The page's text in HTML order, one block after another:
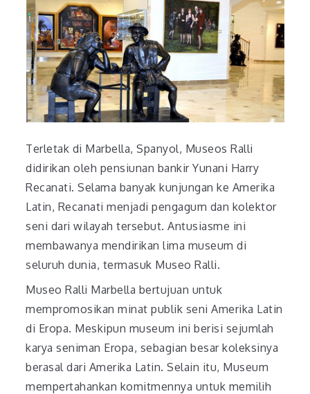
Terletak di Marbella, Spanyol, Museos Ralli
didirikan oleh pensiunan bankir Yunani Harry
Recanati. Selama banyak kunjungan ke Amerika
Latin, Recanati menjadi pengagum dan kolektor
seni dari wilayah tersebut. Antusiasme ini
membawanya mendirikan lima museum di
seluruh dunia, termasuk Museo Ralli.
Museo Ralli Marbella bertujuan untuk
mempromosikan minat publik seni Amerika Latin
di Eropa. Meskipun museum ini berisi sejumlah
karya seniman Eropa, sebagian besar koleksinya
berasal dari Amerika Latin. Selain itu, Museum
mempertahankan komitmennya untuk memilih